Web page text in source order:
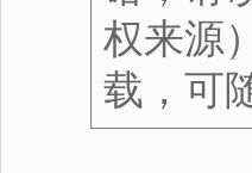
权来源
载，可